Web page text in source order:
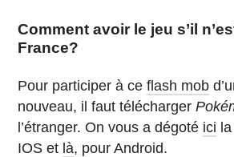
Comment avoir le jeu s’il
France?
Pour participer à ceflash mob
nouveau, il faut télécharger
l’étranger. On vous a dégoté ici
IOS et là, pour Android.